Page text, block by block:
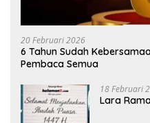
20 Februari 2026
6 Tahun Sudah
Pembaca Semua
18 Februari
Lara